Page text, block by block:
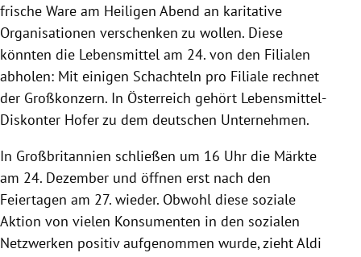
frische Ware am Heiligen Abend an karitative
Organisationen verschenken zu wollen. Diese
könnten die Lebensmittel am 24. von den Filialen
abholen: Mit einigen Schachteln pro Filiale rechnet
der Großkonzern. In Österreich gehört Lebensmittel-
Diskonter Hoferzu dem deutschen Unternehmen.
In Großbritannien schließen um 16 Uhr die Märkte
am 24. Dezember und öffnen erst nach den
Feiertagen am 27. wieder. Obwohl diese soziale
Aktion von vielen Konsumenten in den sozialen
Netzwerken positiv aufgenommen wurde, ziehtAldi